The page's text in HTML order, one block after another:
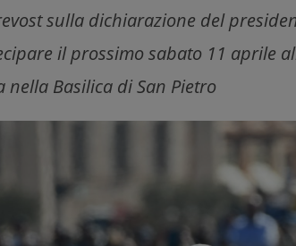
sulla dichiarazione del
il prossimo sabato 11 aprile
Basilica di San Pietro